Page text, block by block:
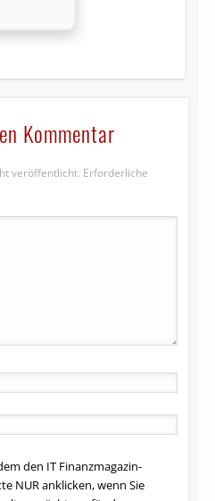
Kommentar
veröffentlicht. Erforderliche
den IT Finanzmagazin-
NUR anklicken, wenn Sie